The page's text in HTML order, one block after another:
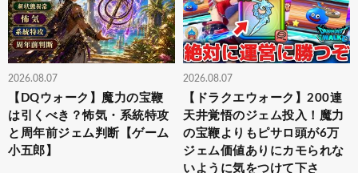
2026.08.07
【DQウォーク】魔力の宝鞭
は引くべき？怖気・系統特攻
と周年前ジェム判断【ゲーム
小五郎】
2026.08.07
【ドラクエウォーク】200連
天井覚悟のジェム投入！魔力
の宝鞭よりもピサロ頭が6万
ジェム価値ありにカモられな
いように気をつけて下さ